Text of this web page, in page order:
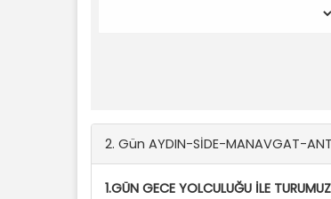
2. Gün AYDIN-SİDE-MANAVGAT-
1.GÜN GECE YOLCULUĞU İLE